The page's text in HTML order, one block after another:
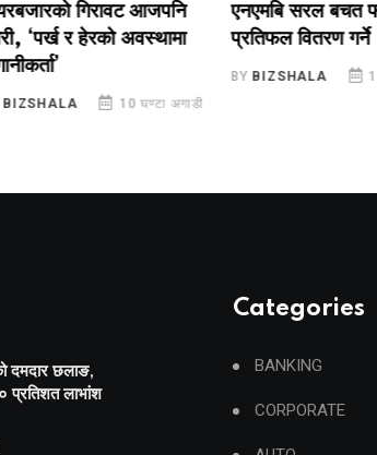
गिरावट आजपनि
र हेरको अवस्थामा
10 घण्टा अगाडी
एनएमबि सरल बचत
प्रतिफल वितरण गर्ने
BIZSHALA 11
दमदार छलाङ,
प्रतिशत लाभांश
Categories
BANKING
CORPORATE